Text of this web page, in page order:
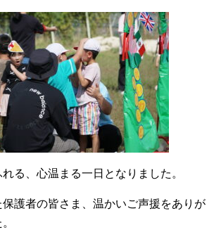
る、心温まる一日となりました。
護者の皆さま、温かいご声援をありが